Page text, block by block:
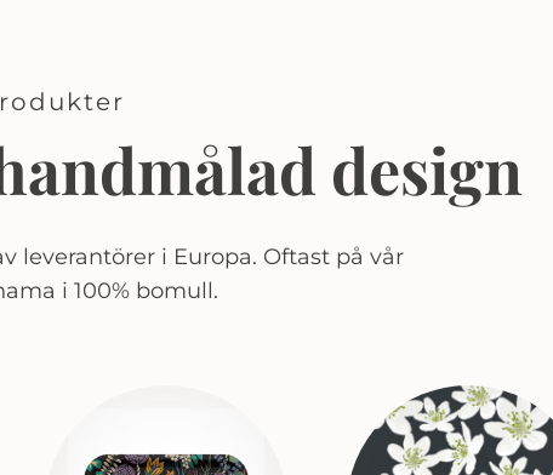
design
leverantörer i Europa. Oftast på vår
i 100% bomull.